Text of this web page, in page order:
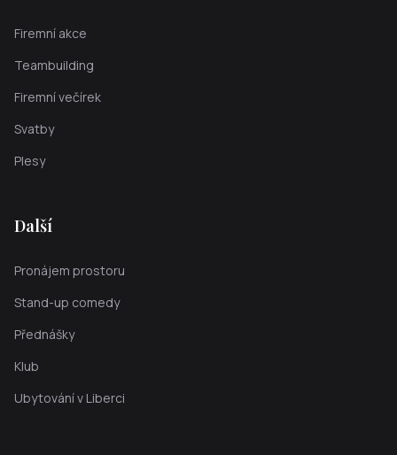
Firemní akce
Teambuilding
Firemní večírek
Svatby
Plesy
Další
Pronájem prostoru
Stand-up comedy
Přednášky
Klub
Ubytování v Liberci